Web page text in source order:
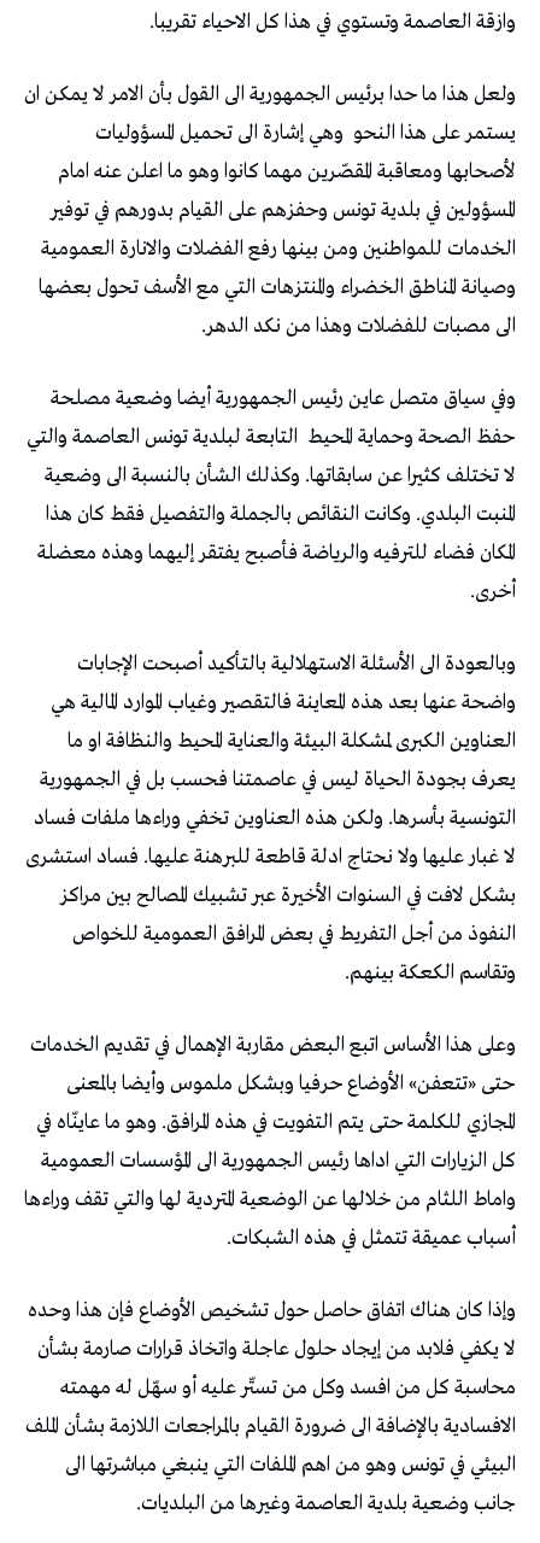
وازقة العاصمة وتستوي في هذا كل الاحياء تقريبا.
ولعل هذا ما حدا برئيس الجمهورية الى القول بأن الامر لا يمكن ان
يستمر على هذا النحو وهي إشارة الى تحميل المسؤوليات
لأصحابها ومعاقبة المقصّرين مهما كانوا وهو ما اعلن عنه امام
المسؤولين في بلدية تونس وحفزهم على القيام بدورهم في توفير
الخدمات للمواطنين ومن بينها رفع الفضلات والانارة العمومية
وصيانة المناطق الخضراء والمنتزهات التي مع الأسف تحول بعضها
الى مصبات للفضلات وهذا من نكد الدهر.
وفي سياق متصل عاين رئيس الجمهورية أيضا وضعية مصلحة
حفظ الصحة وحماية المحيط التابعة لبلدية تونس العاصمة والتي
لا تختلف كثيرا عن سابقاتها. وكذلك الشأن بالنسبة الى وضعية
المنبت البلدي. وكانت النقائص بالجملة والتفصيل فقط كان هذا
المكان فضاء للترفيه والرياضة فأصبح يفتقر إليهما وهذه معضلة
أخرى.
وبالعودة الى الأسئلة الاستهلالية بالتأكيد أصبحت الإجابات
واضحة عنها بعد هذه المعاينة فالتقصير وغياب الموارد المالية هي
العناوين الكبرى لمشكلة البيئة والعناية المحيط والنظافة او ما
يعرف بجودة الحياة ليس في عاصمتنا فحسب بل في الجمهورية
التونسية بأسرها. ولكن هذه العناوين تخفي وراءها ملفات فساد
لا غبار عليها ولا نحتاج ادلة قاطعة للبرهنة عليها. فساد استشرى
بشكل لافت في السنوات الأخيرة عبر تشبيك المصالح بين مراكز
النفوذ من أجل التفريط في بعض المرافق العمومية للخواص
وتقاسم الكعكة بينهم.
وعلى هذا الأساس اتبع البعض مقاربة الإهمال في تقديم الخدمات
حتى «تتعفن» الأوضاع حرفيا وبشكل ملموس وأيضا بالمعنى
المجازي للكلمة حتى يتم التفويت في هذه المرافق. وهو ما عاينّاه في
كل الزيارات التي اداها رئيس الجمهورية الى المؤسسات العمومية
واماط اللثام من خلالها عن الوضعية المتردية لها والتي تقف وراءها
أسباب عميقة تتمثل في هذه الشبكات.
وإذا كان هناك اتفاق حاصل حول تشخيص الأوضاع فإن هذا وحده
لا يكفي فلابد من إيجاد حلول عاجلة واتخاذ قرارات صارمة بشأن
محاسبة كل من افسد وكل من تستّر عليه أو سهّل له مهمته
الافسادية بالإضافة الى ضرورة القيام بالمراجعات اللازمة بشأن الملف
البيئي في تونس وهو من اهم الملفات التي ينبغي مباشرتها الى
جانب وضعية بلدية العاصمة وغيرها من البلديات.